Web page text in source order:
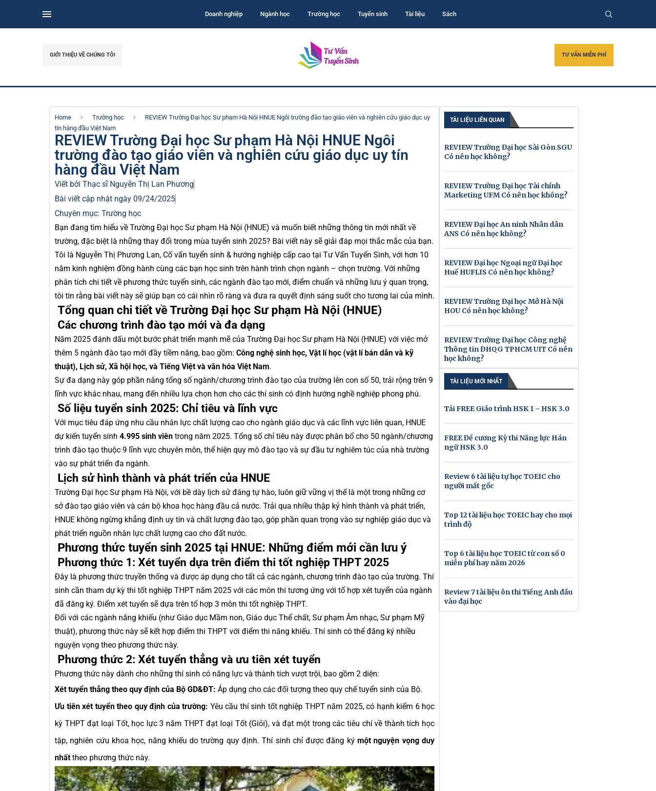
Doanh nghiệp Ngành học Trường học Tuyển sinh Tài liệu Sách
GIỚI THIỆU VỀ CHÚNG TÔI TƯ VẤN MIỄN PHÍ
Home Trường học
REVIEW Trường Đại học Sư phạm Hà Nội HNUE Ngôi trường đào tạo giáo viên và nghiên cứu giáo dục uy
tín hàng đầu Việt Nam
REVIEW Trường Đại học Sư phạm Hà Nội HNUE Ngôi
trường đào tạo giáo viên và nghiên cứu giáo dục uy tín
hàng đầu Việt Nam
Viết bởi Thạc sĩNguyễn Thị Lan Phương
Bài viết cập nhật ngày 09/24/2025
Chuyên mục: Trường học
Bạn đang tìm hiểu về Trường Đại học Sư phạm Hà Nội (HNUE) và muốn biết những thông tin mới nhất về
trường, đặc biệt là những thay đổi trong mùa tuyển sinh 2025? Bài viết này sẽ giải đáp mọi thắc mắc của bạn.
Tôi là Nguyễn Thị Phương Lan, Cố vấn tuyển sinh & hướng nghiệp cấp cao tại Tư Vấn Tuyển Sinh, với hơn 10
năm kinh nghiệm đồng hành cùng các bạn học sinh trên hành trình chọn ngành – chọn trường. Với những
phân tích chi tiết về phương thức tuyển sinh, các ngành đào tạo mới, điểm chuẩn và những lưu ý quan trọng,
tôi tin rằng bài viết này sẽ giúp bạn có cái nhìn rõ ràng và đưa ra quyết định sáng suốt cho tương lai của mình.
Tổng quan chi tiết về Trường Đại học Sư phạm Hà Nội (HNUE)
Các chương trình đào tạo mới và đa dạng
Năm 2025 đánh dấu một bước phát triển mạnh mẽ của Trường Đại học Sư phạm Hà Nội (HNUE) với việc mở
thêm 5 ngành đào tạo mới đầy tiềm năng, bao gồm: Công nghệ sinh học, Vật lí học (vật lí bán dẫn và kỹ
thuật), Lịch sử, Xã hội học, và Tiếng Việt và văn hóa Việt Nam.
Sự đa dạng này góp phần nâng tổng số ngành/chương trình đào tạo của trường lên con số 50, trải rộng trên 9
lĩnh vực khác nhau, mang đến nhiều lựa chọn hơn cho các thí sinh có định hướng nghề nghiệp phong phú.
Số liệu tuyển sinh 2025: Chỉ tiêu và lĩnh vực
Với mục tiêu đáp ứng nhu cầu nhân lực chất lượng cao cho ngành giáo dục và các lĩnh vực liên quan, HNUE
dự kiến tuyển sinh 4.995 sinh viên trong năm 2025. Tổng số chỉ tiêu này được phân bổ cho 50 ngành/chương
trình đào tạo thuộc 9 lĩnh vực chuyên môn, thể hiện quy mô đào tạo và sự đầu tư nghiêm túc của nhà trường
vào sự phát triển đa ngành.
Lịch sử hình thành và phát triển của HNUE
Trường Đại học Sư phạm Hà Nội, với bề dày lịch sử đáng tự hào, luôn giữ vững vị thế là một trong những cơ
sở đào tạo giáo viên và cán bộ khoa học hàng đầu cả nước. Trải qua nhiều thập kỷ hình thành và phát triển,
HNUE không ngừng khẳng định uy tín và chất lượng đào tạo, góp phần quan trọng vào sự nghiệp giáo dục và
phát triển nguồn nhân lực chất lượng cao cho đất nước.
Phương thức tuyển sinh 2025 tại HNUE: Những điểm mới cần lưu ý
Phương thức 1: Xét tuyển dựa trên điểm thi tốt nghiệp THPT 2025
Đây là phương thức truyền thống và được áp dụng cho tất cả các ngành, chương trình đào tạo của trường. Thí
sinh cần tham dự kỳ thi tốt nghiệp THPT năm 2025 với các môn thi tương ứng với tổ hợp xét tuyển của ngành
đã đăng ký. Điểm xét tuyển sẽ dựa trên tổ hợp 3 môn thi tốt nghiệp THPT.
Đối với các ngành năng khiếu (như Giáo dục Mầm non, Giáo dục Thể chất, Sư phạm Âm nhạc, Sư phạm Mỹ
thuật), phương thức này sẽ kết hợp điểm thi THPT với điểm thi năng khiếu. Thí sinh có thể đăng ký nhiều
nguyện vọng theo phương thức này.
Phương thức 2: Xét tuyển thẳng và ưu tiên xét tuyển
Phương thức này dành cho những thí sinh có năng lực và thành tích vượt trội, bao gồm 2 diện:
Xét tuyển thẳng theo quy định của Bộ GD&ĐT: Áp dụng cho các đối tượng theo quy chế tuyển sinh của Bộ.
Ưu tiên xét tuyển theo quy định của trường: Yêu cầu thí sinh tốt nghiệp THPT năm 2025, có hạnh kiểm 6 học
kỳ THPT đạt loại Tốt, học lực 3 năm THPT đạt loại Tốt (Giỏi), và đạt một trong các tiêu chí về thành tích học
tập, nghiên cứu khoa học, năng khiếu do trường quy định. Thí sinh chỉ được đăng kýmột nguyện vọng duy
nhất theo phương thức này.
TÀI LIỆU LIÊN QUAN
REVIEW Trường Đại học Sài Gòn SGU
Có nên học không?
REVIEW Trường Đại học Tài chính
Marketing UFM Có nên học không?
REVIEW Đại học An ninh Nhân dân
ANS Có nên học không?
REVIEW Đại học Ngoại ngữ Đại học
Huế HUFLIS Có nên học không?
REVIEW Trường Đại học Mở Hà Nội
HOU Có nên học không?
REVIEW Trường Đại học Công nghệ
Thông tin ĐHQG TPHCM UIT Có nên
học không?
TÀI LIỆU MỚI NHẤT
Tải FREE Giáo trình HSK 1 – HSK 3.0
FREE Đề cương Kỳ thi Năng lực Hán
ngữ HSK 3.0
Review 6 tài liệu tự học TOEIC cho
người mất gốc
Top 12 tài liệu học TOEIC hay cho mọi
trình độ
Top 6 tài liệu học TOEIC từ con số 0
miễn phí hay năm 2026
Review 7 tài liệu ôn thi Tiếng Anh đầu
vào đại học